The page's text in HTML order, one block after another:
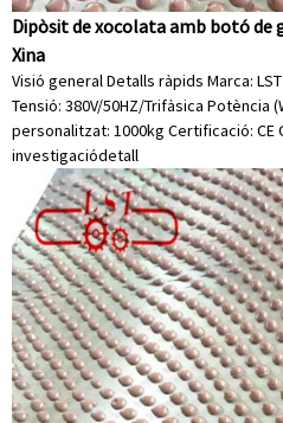
Dipòsit de xocolata amb botó de
Xina
Visió general Detalls ràpids Marca:
Tensió: 380V/50HZ/Trifàsica Potència
personalitzat: 1000kg Certificació: CE
investigaciódetall